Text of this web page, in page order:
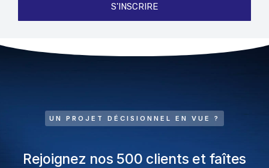
S'INSCRIRE
UN PROJET DÉCISIONNEL EN VUE ?
Rejoignez nos 500 clients et faîtes